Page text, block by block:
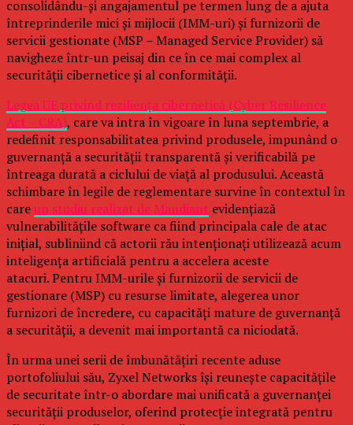
consolidându-și angajamentul pe termen lung de a ajuta
întreprinderile mici și mijlocii (IMM-uri) și furnizorii de
servicii gestionate (MSP – Managed Service Provider) să
navigheze într-un peisaj din ce în ce mai complex al
securității cibernetice și al conformității.
Legea UE privind reziliența cibernetică (Cyber Resilience
Act – CRA), care va intra în vigoare în luna septembrie, a
redefinit responsabilitatea privind produsele, impunând o
guvernanță a securității transparentă și verificabilă pe
întreaga durată a ciclului de viață al produsului. Această
schimbare în legile de reglementare survine în contextul în
careun studiu realizat de Mandiant evidențiază
vulnerabilitățile software ca fiind principala cale de atac
inițial, subliniind că actorii rău intenționați utilizează acum
inteligența artificială pentru a accelera aceste
atacuri. Pentru IMM-urile și furnizorii de servicii de
gestionare (MSP) cu resurse limitate, alegerea unor
furnizori de încredere, cu capacități mature de guvernanță
a securității, a devenit mai importantă ca niciodată.
În urma unei serii de îmbunătățiri recente aduse
portofoliului său, Zyxel Networks își reunește capacitățile
de securitate într-o abordare mai unificată a guvernanței
securității produselor, oferind protecție integrată pentru